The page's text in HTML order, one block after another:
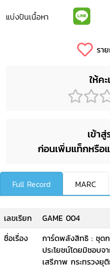
แบ่งปันเนื้อหา
รา
ให้ค
เข้า
ก่อนเพิ่มแท็กหรือ
Full Record MARC
เลขเรียก
GAME 004
ชื่อเรื่อง
การ์ดพลังสิทธิ : ชุดก
ประโยชน์โดยมิชอบ
เสรีภาพ กระทรวงยุ